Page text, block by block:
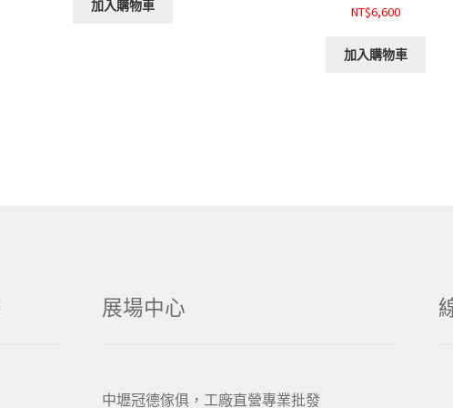
加入購物車 NT$6,600
加入購物車
展場中心
中壢冠德傢俱，工廠直營專業批發